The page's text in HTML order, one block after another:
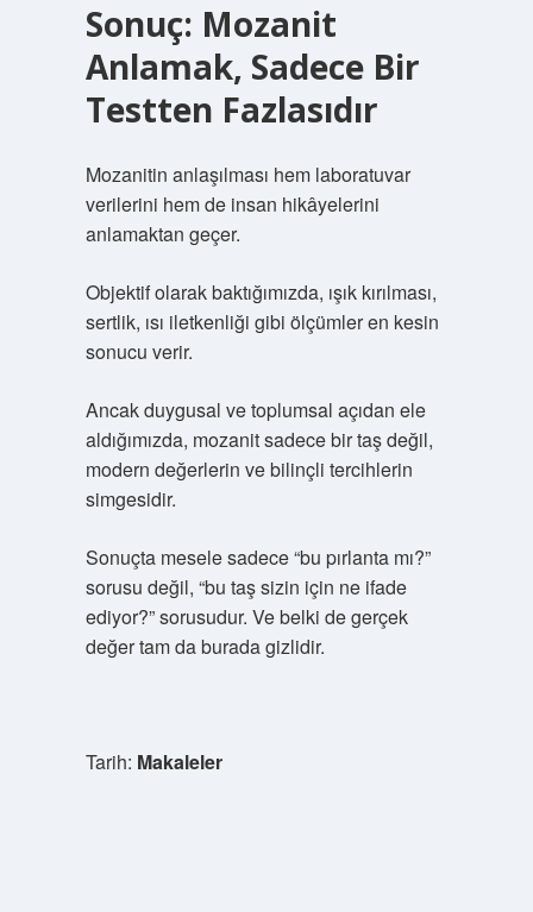
Sonuç: Mozanit
Anlamak, Sadece Bir
Testten Fazlasıdır
Mozanitin anlaşılması hem laboratuvar
verilerini hem de insan hikâyelerini
anlamaktan geçer.
Objektif olarak baktığımızda, ışık kırılması,
sertlik, ısı iletkenliği gibi ölçümler en kesin
sonucu verir.
Ancak duygusal ve toplumsal açıdan ele
aldığımızda, mozanit sadece bir taş değil,
modern değerlerin ve bilinçli tercihlerin
simgesidir.
Sonuçta mesele sadece “bu pırlanta mı?”
sorusu değil, “bu taş sizin için ne ifade
ediyor?” sorusudur. Ve belki de gerçek
değer tam da burada gizlidir.
Tarih: Makaleler